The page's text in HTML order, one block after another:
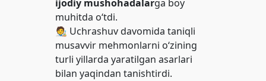
ijodiy mushohadalarga boy
muhitda o‘tdi.
🧑‍🎨 Uchrashuv davomida taniqli
musavvir mehmonlarni o‘zining
turli yillarda yaratilgan asarlari
bilan yaqindan tanishtirdi.